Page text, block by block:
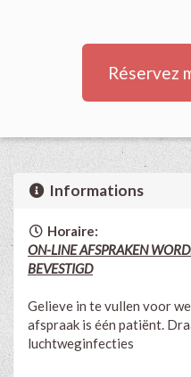
Réservez
Informations
Horaire:
ON-LINE AFSPRAKEN
BEVESTIGD
Gelieve in te vullen voor
afspraak is één patiënt.
luchtweginfecties